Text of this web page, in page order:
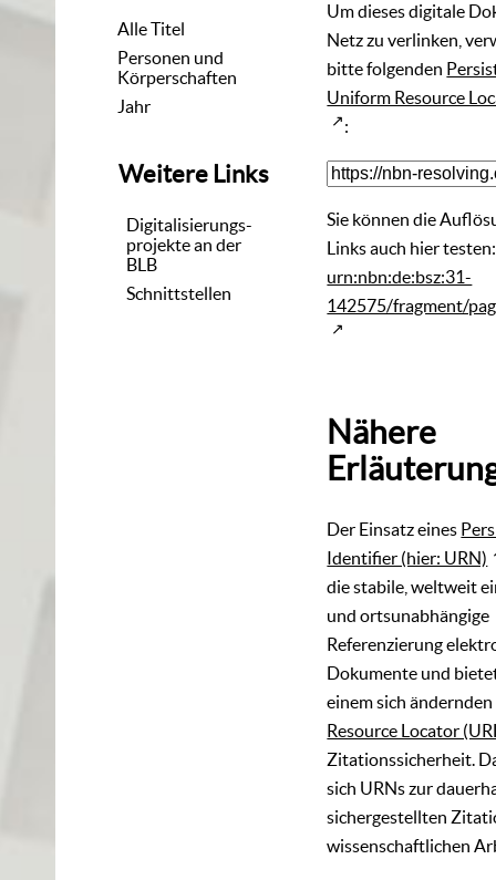
Alle Titel
Personen und
Körperschaften
Jahr
Weitere Links
Digitalisierungs-
projekte an der
BLB
Schnittstellen
Um dieses digitale
Netz zu verlinken,
bitte folgenden
Uniform Resource
:
Sie können die
Links auch hier testen:
urn:nbn:de:bsz:31-
142575/fragment/
Nähere
Der Einsatz eines
Identifier (hier: URN)
die stabile, weltweit
und ortsunabhängige
Referenzierung
Dokumente und
einem sich ändernden
Resource Locator
Zitationssicherheit.
sich URNs zur
sichergestellten
wissenschaftlichen